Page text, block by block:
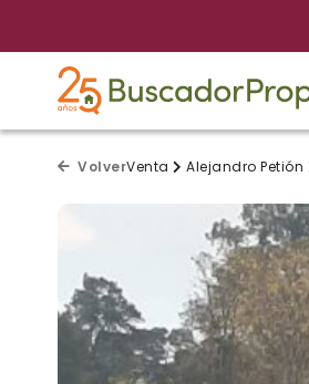
Tipo
Tipo
Tipo
VolverVenta Alejandro Petión